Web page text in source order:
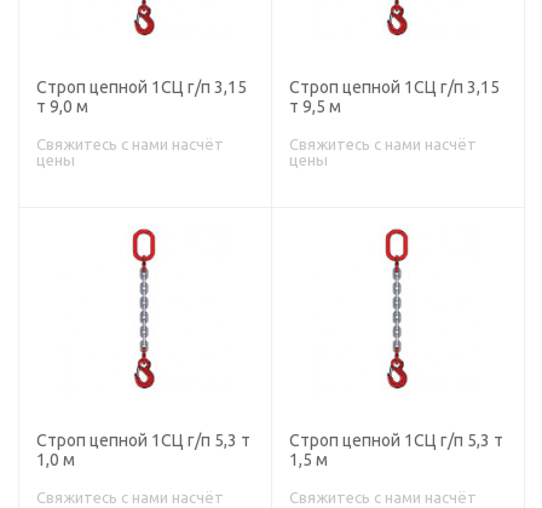
Строп цепной 1СЦ г/п 3,15
т 9,0 м
Свяжитесь с нами насчёт
цены
Строп цепной 1СЦ г/п 3,15
т 9,5 м
Свяжитесь с нами насчёт
цены
Строп цепной 1СЦ г/п 5,3 т
1,0 м
Свяжитесь с нами насчёт
Строп цепной 1СЦ г/п 5,3 т
1,5 м
Свяжитесь с нами насчёт